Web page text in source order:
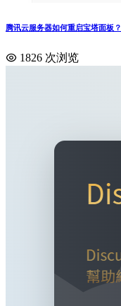
腾讯云服务器如何重启宝塔面板？
1826 次浏览